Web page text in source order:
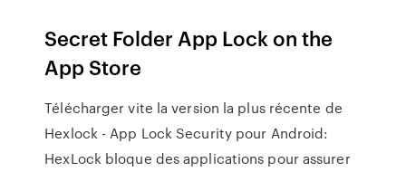
Secret Folder App Lock on the
App Store
Télécharger vite la version la plus récente de
Hexlock - App Lock Security pour Android:
HexLock bloque des applications pour assurer